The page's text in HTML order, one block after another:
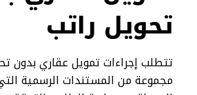
تحويل راتب
تتطلب إجراءات تمويل عقاري بدون
مجموعة من المستندات الرسمية